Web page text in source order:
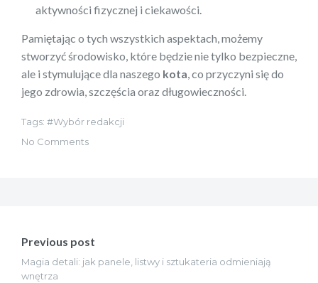
aktywności fizycznej i ciekawości.
Pamiętając o tych wszystkich aspektach, możemy
stworzyć środowisko, które będzie nie tylko bezpieczne,
ale i stymulujące dla naszego kota , co przyczyni się do
jego zdrowia, szczęścia oraz długowieczności.
Tags:
Wybór redakcji
No Comments
wpisu
Previous post
Magia detali: jak panele, listwy i sztukateria odmieniają
wnętrza